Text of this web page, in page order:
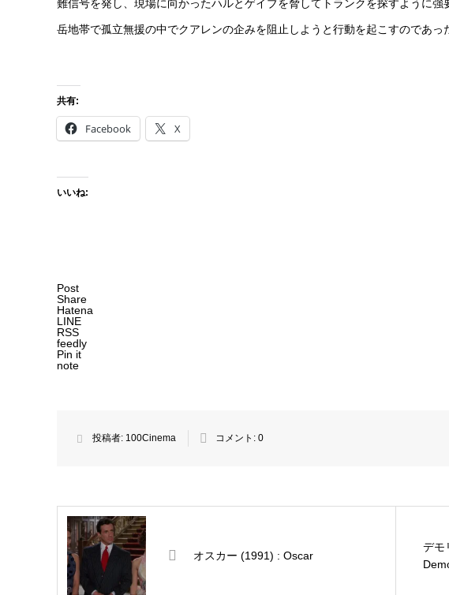
難信号を発し、現場に向かったハルとゲイブを脅してトランクを探すように
岳地帯で孤立無援の中でクアレンの企みを阻止しようと行動を起こすのであっ
共有:
Facebook X
いいね:
Post
Share
Hatena
LINE
RSS
feedly
Pin it
note
投稿者: 100Cinema コメント: 0
オスカー (1991) : Oscar
デモ